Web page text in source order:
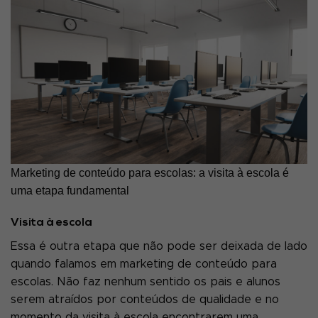
Marketing de conteúdo para escolas: a visita à escola é
uma etapa fundamental
Visita à escola
Essa é outra etapa que não pode ser deixada de lado
quando falamos em marketing de conteúdo para
escolas. Não faz nenhum sentido os pais e alunos
serem atraídos por conteúdos de qualidade e no